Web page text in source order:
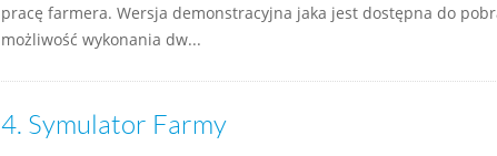
pracę farmera. Wersja demonstracyjna jaka jest dostępna do
możliwość wykonania dw...
4. Symulator Farmy